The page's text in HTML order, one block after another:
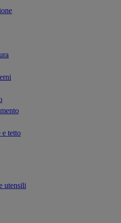
e tetto
utensili